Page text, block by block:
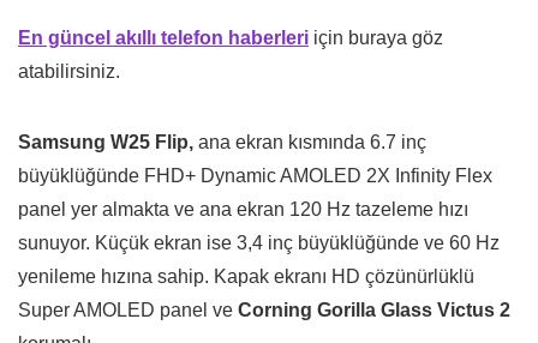
En güncel akıllı telefon haberleri için buraya göz
atabilirsiniz.
Samsung W25 Flip, ana ekran kısmında 6.7 inç
büyüklüğünde FHD+ Dynamic AMOLED 2X Infinity Flex
panel yer almakta ve ana ekran 120 Hz tazeleme hızı
sunuyor. Küçük ekran ise 3,4 inç büyüklüğünde ve 60 Hz
yenileme hızına sahip. Kapak ekranı HD çözünürlüklü
Super AMOLED panel ve Corning Gorilla Glass Victus 2